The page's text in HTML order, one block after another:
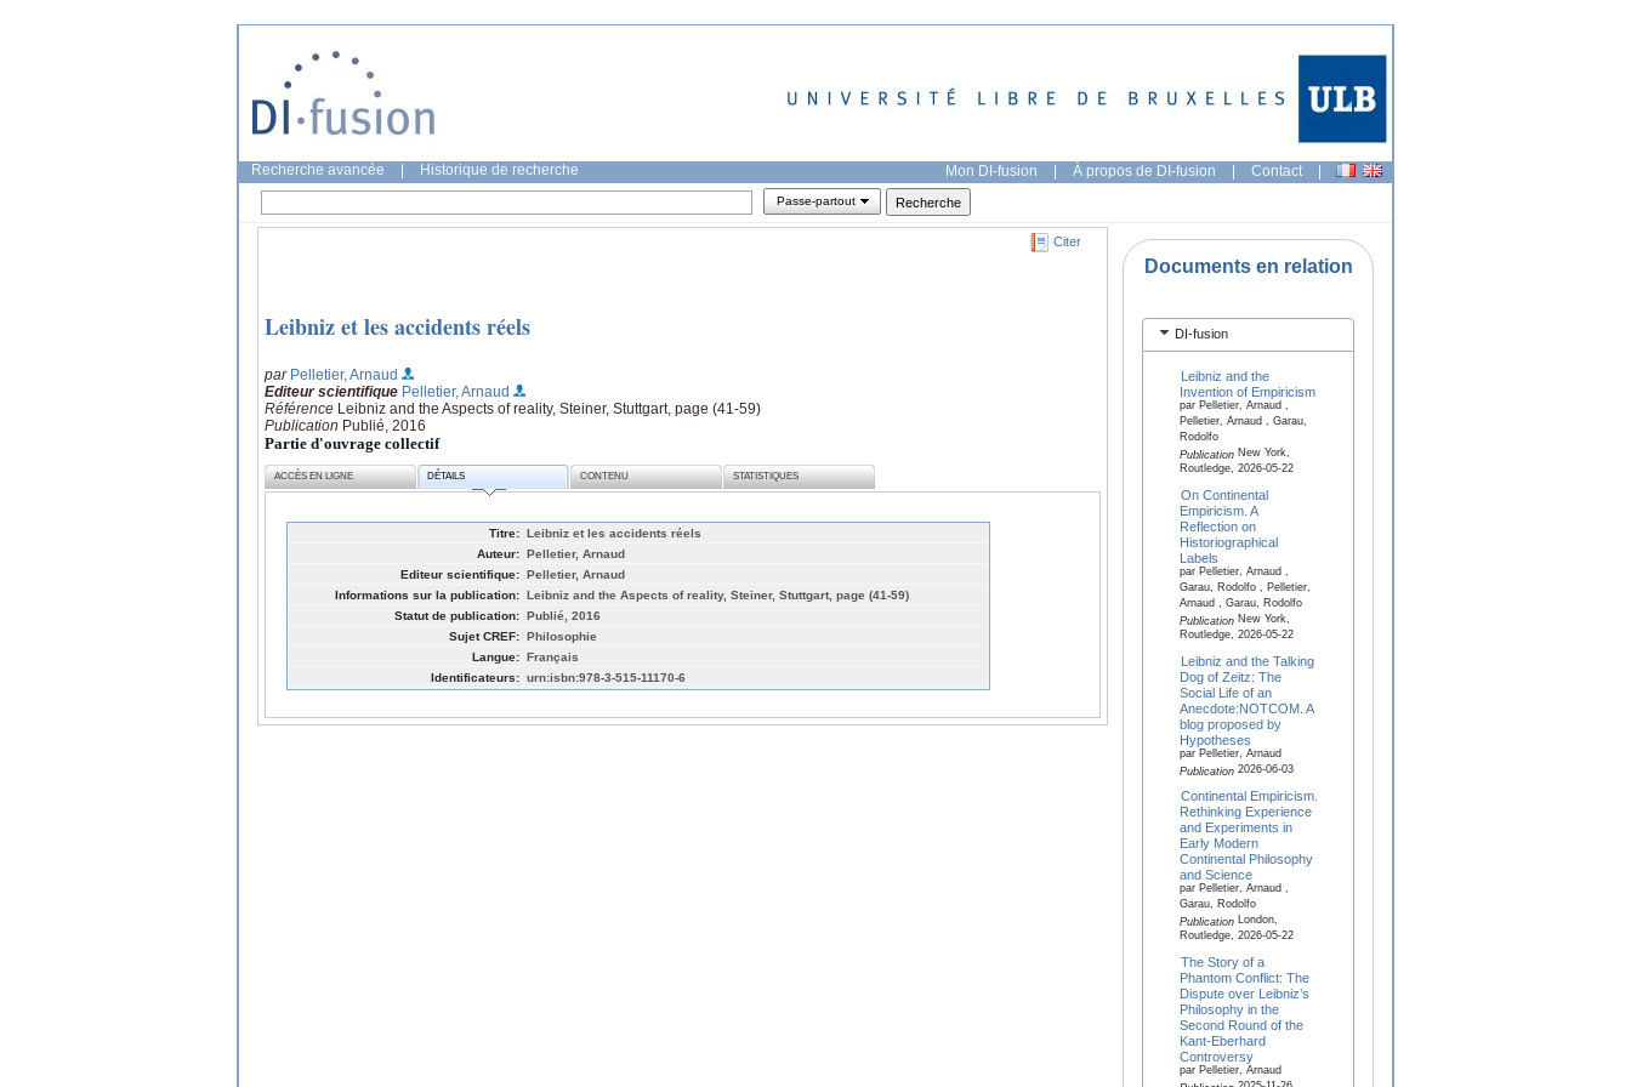
Recherche avancée Historique de recherche Mon DI-fusion | À propos de DI-fusion | Contact |
Passe-partout
Citer
Leibniz et les accidents réels
par Pelletier, Arnaud
Editeur scientifique Pelletier, Arnaud
Référence Leibniz and the Aspects of reality, Steiner, Stuttgart, page (41-59)
Publication Publié, 2016
Partie d'ouvrage collectif
ACCÈS EN LIGNE DÉTAILS CONTENU STATISTIQUES
Titre: Leibniz et les accidents réels
Auteur: Pelletier, Arnaud
Editeur scientifique: Pelletier, Arnaud
Informations sur la publication: Leibniz and the Aspects of reality, Steiner, Stuttgart, page (41-59)
Statut de publication: Publié, 2016
Sujet CREF: Philosophie
Langue: Français
Identificateurs: urn:isbn:978-3-515-11170-6
Documents en relation
DI-fusion
Leibniz and the
Invention of Empiricism
par Pelletier, Arnaud ,
Pelletier, Arnaud , Garau,
Rodolfo
PublicationNew York,
Routledge, 2026-05-22
On Continental
Empiricism. A
Reflection on
Historiographical
Labels
par Pelletier, Arnaud ,
Garau, Rodolfo , Pelletier,
Arnaud , Garau, Rodolfo
PublicationNew York,
Routledge, 2026-05-22
Leibniz and the Talking
Dog of Zeitz: The
Social Life of an
Anecdote:NOTCOM. A
blog proposed by
Hypotheses
par Pelletier, Arnaud
Publication2026-06-03
Continental Empiricism.
Rethinking Experience
and Experiments in
Early Modern
Continental Philosophy
and Science
par Pelletier, Arnaud ,
Garau, Rodolfo
PublicationLondon,
Routledge, 2026-05-22
The Story of a
Phantom Conflict: The
Dispute over Leibniz’s
Philosophy in the
Second Round of the
Kant-Eberhard
Controversy
par Pelletier, Arnaud